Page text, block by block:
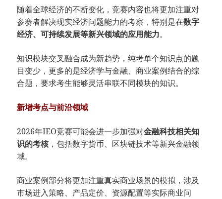
随着全球经济的不断变化，竞赛内容也将更加注重对
参赛者解决现实经济问题能力的考察，特别是在数字
经济、可持续发展等新兴领域的应用能力。
知识模块交叉融合成为新趋势，纯考单个知识点的题
目变少，更多的是经济学与金融、商业案例结合的综
合题，要求考生能够灵活串联不同模块的知识。
新增考点与前沿领域
2026年IEO竞赛可能会进一步加强对金融科技相关知
识的考核，包括数字货币、区块链技术等新兴金融领
域。
商业案例部分将更加注重真实商业场景的模拟，涉及
市场进入策略、产品定价、资源配置等实际商业问